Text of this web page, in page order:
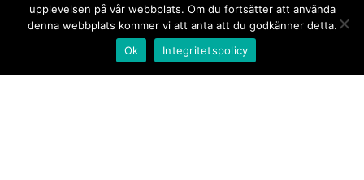
upplevelsen på vår webbplats. Om du fortsätter att använda
denna webbplats kommer vi att anta att du godkänner detta.
Ok
Integritetspolicy